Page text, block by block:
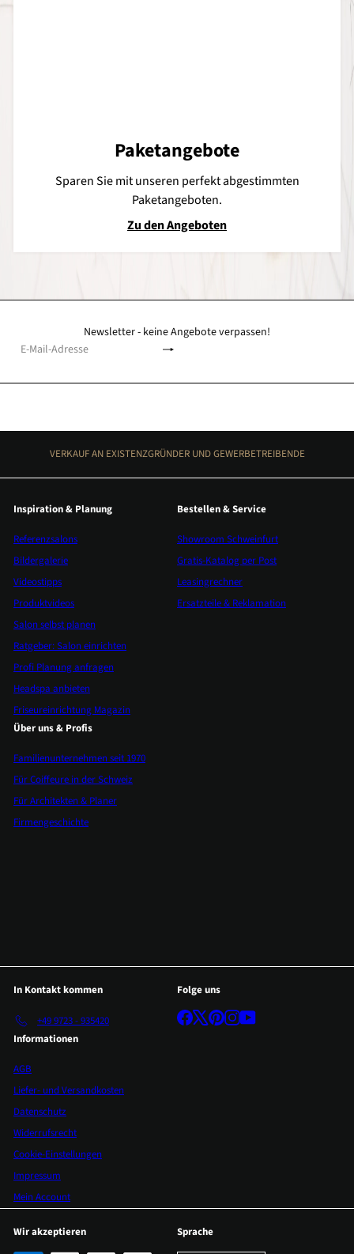
Paketangebote
Sparen Sie mit unseren perfekt abgestimmten
Paketangeboten.
Zu den Angeboten
Newsletter - keine Angebote verpassen!
Abonnieren
E-
Adresse
VERKAUF AN EXISTENZGRÜNDER UND GEWERBETREIBENDE
Inspiration & Planung
Referenzsalons
Bildergalerie
Videostipps
Produktvideos
Salon selbst planen
Ratgeber: Salon einrichten
Profi Planung anfragen
Headspa anbieten
Friseureinrichtung Magazin
Bestellen & Service
Showroom Schweinfurt
Gratis-Katalog per Post
Leasingrechner
Ersatzteile & Reklamation
Über uns & Profis
Familienunternehmen seit 1970
Für Coiffeure in der Schweiz
Für Architekten & Planer
Firmengeschichte
In Kontakt kommen
+49 9723 - 935420
Folge uns
Facebook
X PinterestInstagram
YouTube
Informationen
AGB
Liefer- und Versandkosten
Datenschutz
Widerrufsrecht
Cookie-Einstellungen
Impressum
Mein Account
Wir akzeptieren Sprache